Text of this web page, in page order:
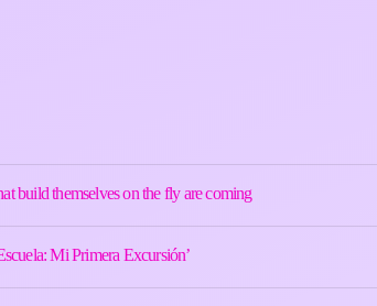
build themselves on the fly are coming
Mi Primera Excursión’